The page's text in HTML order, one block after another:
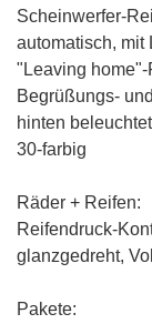
Scheinwerfer-
automatisch, mit
"Leaving
Begrüßungs-
hinten
30-farbig
Räder + Reifen:
Reifendruck-
glanzgedreht,
Pakete: